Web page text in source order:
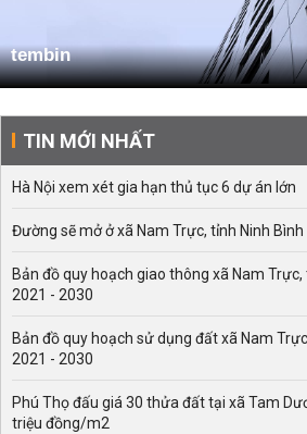
tembin
TIN MỚI NHẤT
Hà Nội xem xét gia hạn thủ tục 6 dự án lớn
Đường sẽ mở ở xã Nam Trực, tỉnh Ninh Bình
Bản đồ quy hoạch giao thông xã Nam
2021 - 2030
Bản đồ quy hoạch sử dụng đất xã Nam
2021 - 2030
Phú Thọ đấu giá 30 thửa đất tại xã Tam
triệu đồng/m2